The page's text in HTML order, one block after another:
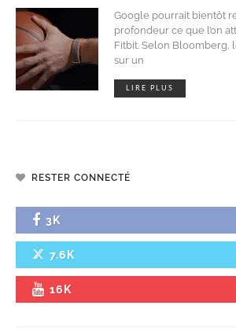
Google pourrait bientôt
profondeur ce que l’on
Fitbit. Selon Bloomberg,
sur un
LIRE PLUS
RESTER CONNECTÉ
3K
7.6K
16K